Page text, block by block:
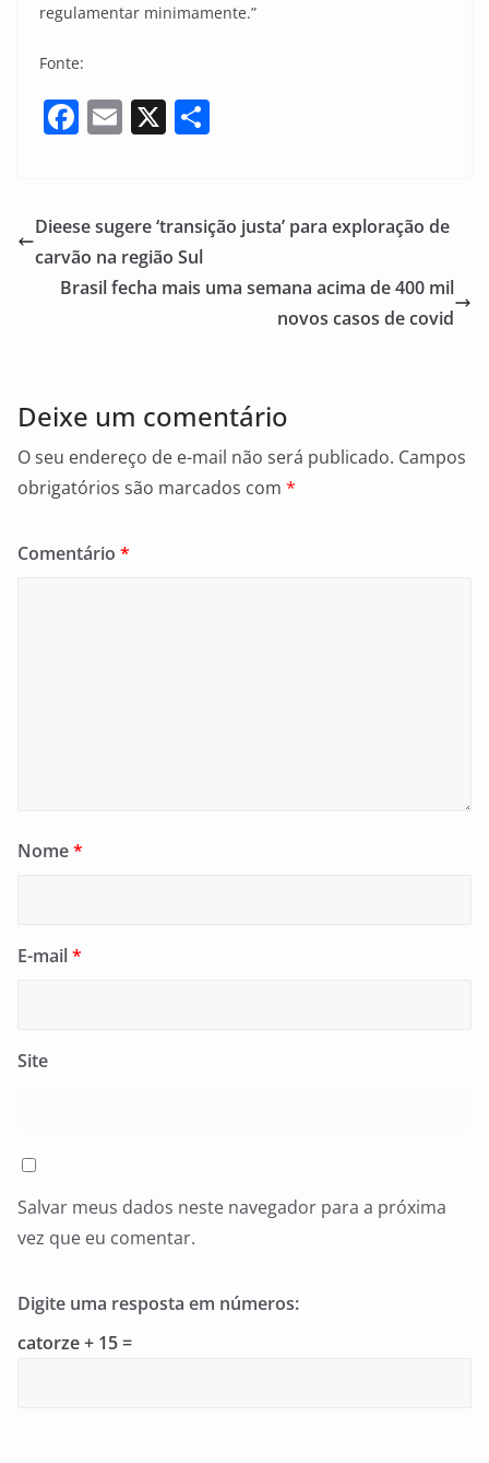
regulamentar minimamente.”
Fonte:
F
e
b
o
E
l
X
e
Dieese sugere ‘transição justa’ para exploração de
carvão na região Sul
Brasil fecha mais uma semana acima de 400 mil
novos casos de covid
Deixe um comentário
O seu endereço de e-mail não será publicado. Campos
obrigatórios são marcados com *
Comentário *
Nome*
E-mail*
Site
Salvar meus dados neste navegador para a próxima
vez que eu comentar.
Digite uma resposta em números:
catorze + 15 =